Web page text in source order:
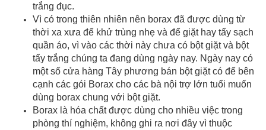
trắng đục.
Vì có trong thiên nhiên nên borax đã được dùng từ
thời xa xưa để khử trùng nhẹ và để giặt hay tẩy sạch
quần áo, vì vào các thời này chưa có bột giặt và bột
tẩy trắng chúng ta đang dùng ngày nay. Ngày nay có
một số cửa hàng Tây phương bán bột giặt có để bên
cạnh các gói Borax cho các bà nội trợ lớn tuổi muốn
dùng borax chung với bột giặt.
Borax là hóa chất được dùng cho nhiều việc trong
phòng thí nghiệm, không ghi ra nơi đây vì thuộc